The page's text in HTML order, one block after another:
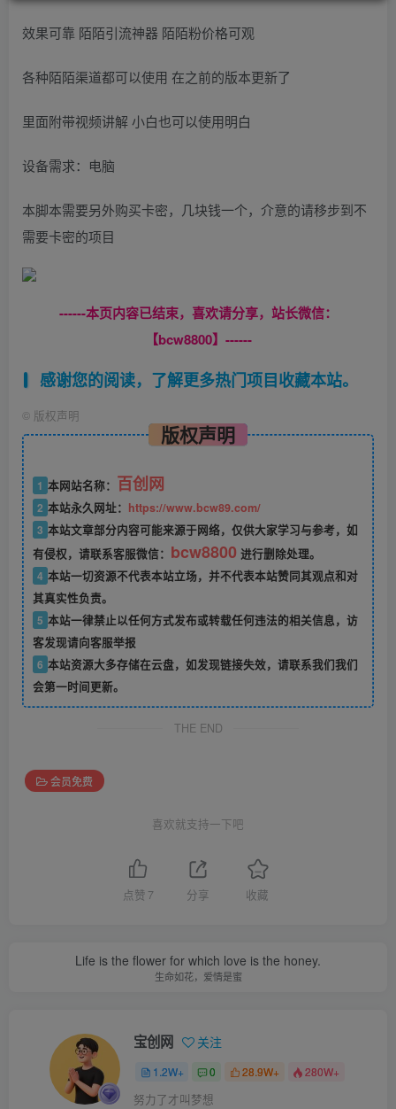
效果可靠 陌陌引流神器 陌陌粉价格可观
各种陌陌渠道都可以使用 在之前的版本更新了
里面附带视频讲解 小白也可以使用明白
设备需求：电脑
本脚本需要另外购买卡密，几块钱一个，介意的请移步到不
需要卡密的项目
------本页内容已结束，喜欢请分享，站长微信：
【bcw8800】------
感谢您的阅读，了解更多热门项目收藏本站。
© 版权声明
版权声明
1 本网站名称： 百创网
2 本站永久网址： https://www.bcw89.com/
3 本站文章部分内容可能来源于网络，仅供大家学习与参考，如
有侵权，请联系客服微信： bcw8800 进行删除处理。
4 本站一切资源不代表本站立场，并不代表本站赞同其观点和对
其真实性负责。
5 本站一律禁止以任何方式发布或转载任何违法的相关信息，访
客发现请向客服举报
6 本站资源大多存储在云盘，如发现链接失效，请联系我们我们
会第一时间更新。
THE END
会员免费
喜欢就支持一下吧
点赞 7 分享 收藏
Life is the flower for which love is the honey.
生命如花，爱情是蜜
宝创网 关注
1.2W+ 0 28.9W+ 280W+
努力了才叫梦想